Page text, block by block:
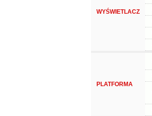
WYŚWIETLACZ
PLATFORMA